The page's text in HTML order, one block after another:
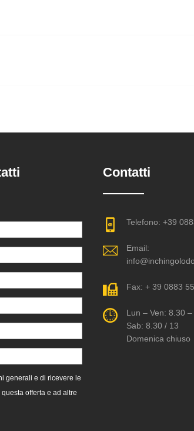
generali e di ricevere le
offerta e ad altre
Contatti
Telefono: +39
Email:
Fax: + 39 0883
Lun – Ven: 8.30
Sab: 8.30 / 13
Domenica chiuso